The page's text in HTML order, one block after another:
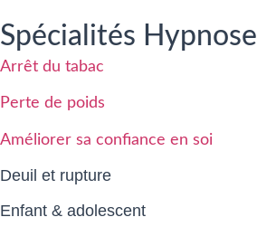
Spécialités Hypnose
Arrêt du tabac
Perte de poids
Améliorer sa confiance en soi
Deuil et rupture
Enfant & adolescent